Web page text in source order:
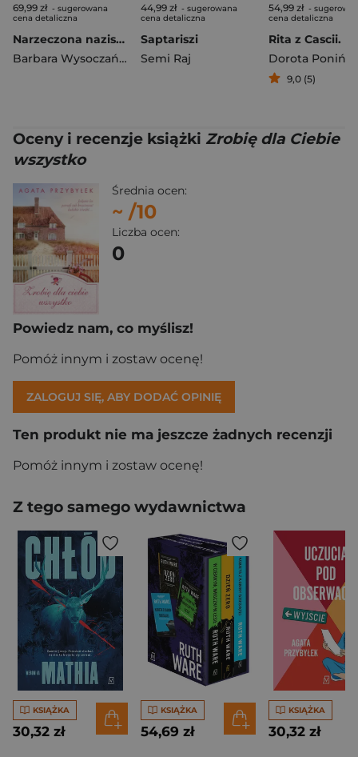
69,99 zł - sugerowana
cena detaliczna
Narzeczona nazisty wyd. 5
Barbara Wysoczańska
44,99 zł - sugerowana
cena detaliczna
Saptariszi
Semi Raj
54,99 zł -
cena detaliczna
Dorota
9,0 (5)
Oceny i recenzje książki Zrobię dla Ciebie
wszystko
Średnia ocen:
~ /10
Liczba ocen:
0
Powiedz nam, co myślisz!
Pomóż innym i zostaw ocenę!
ZALOGUJ SIĘ, ABY DODAĆ OPINIĘ
Ten produkt nie ma jeszcze żadnych recenzji
Pomóż innym i zostaw ocenę!
Z tego samego wydawnictwa
KSIĄŻKA
30,32 zł
KSIĄŻKA
54,69 zł
KSIĄŻKA
30,32 zł